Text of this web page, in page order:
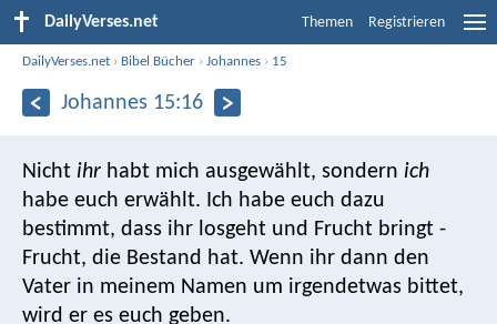
DailyVerses.net Themen Registrieren
DailyVerses.net › Bibel Bücher ›Johannes › 15
Johannes 15:16
Nicht ihr habt mich ausgewählt, sondern ich
habe euch erwählt. Ich habe euch dazu
bestimmt, dass ihr losgeht und Frucht bringt -
Frucht, die Bestand hat. Wenn ihr dann den
Vater in meinem Namen um irgendetwas bittet,
wird er es euch geben.